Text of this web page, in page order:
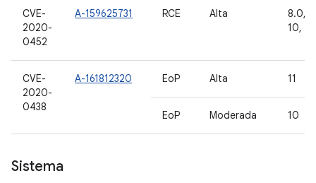
CVE-
2020-
0452
A-159625731 RCE Alta
8.0,
10, 11
CVE-
2020-
0438
A-161812320 EoP Alta 11
EoP Moderada 10
Sistema